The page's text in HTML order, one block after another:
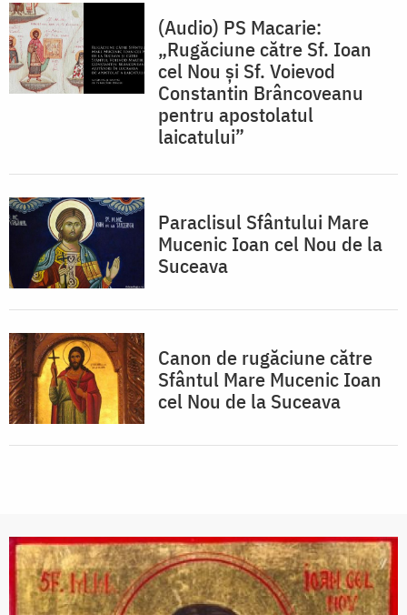
(Audio) PS Macarie:
„Rugăciune către Sf. Ioan
cel Nou și Sf. Voievod
Constantin Brâncoveanu
pentru apostolatul
laicatului”
Paraclisul Sfântului Mare
Mucenic Ioan cel Nou de la
Suceava
Canon de rugăciune către
Sfântul Mare Mucenic Ioan
cel Nou de la Suceava